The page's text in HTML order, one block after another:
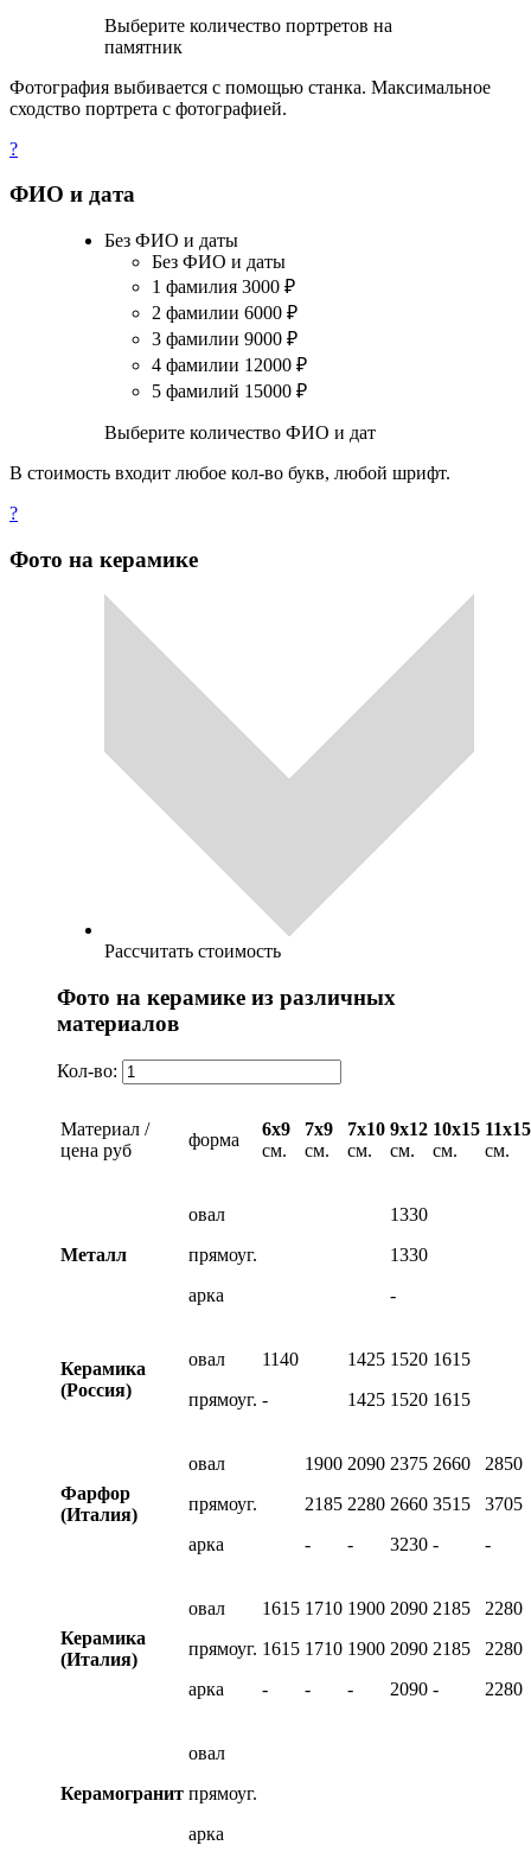
Выберите количество портретов на
памятник
Фотография выбивается с помощью станка. Максимальное
сходство портрета с фотографией.
?
ФИО и дата
Без ФИО и даты
Без ФИО и даты
1 фамилия 3000 ₽
2 фамилии 6000 ₽
3 фамилии 9000 ₽
4 фамилии 12000 ₽
5 фамилий 15000 ₽
Выберите количество ФИО и дат
В стоимость входит любое кол-во букв, любой шрифт.
?
Фото на керамике
Рассчитать стоимость
Фото на керамике из различных
материалов
Кол-во:
Материал /
цена руб
форма
6х9
см.
7х9
см.
7х10
см.
9х12
см.
10х15
см.
11х15
см.
Металл
овал
прямоуг.
арка
1330
1330
-
Керамика
(Россия)
овал
прямоуг.
1140
-
1425
1425
1520
1520
1615
1615
Фарфор
(Италия)
овал
прямоуг.
арка
1900
2185
-
2090
2280
-
2375
2660
3230
2660
3515
-
2850
3705
-
Керамика
(Италия)
овал
прямоуг.
арка
1615
1615
-
1710
1710
-
1900
1900
-
2090
2090
2090
2185
2185
-
2280
2280
2280
Керамогранит
овал
прямоуг.
арка